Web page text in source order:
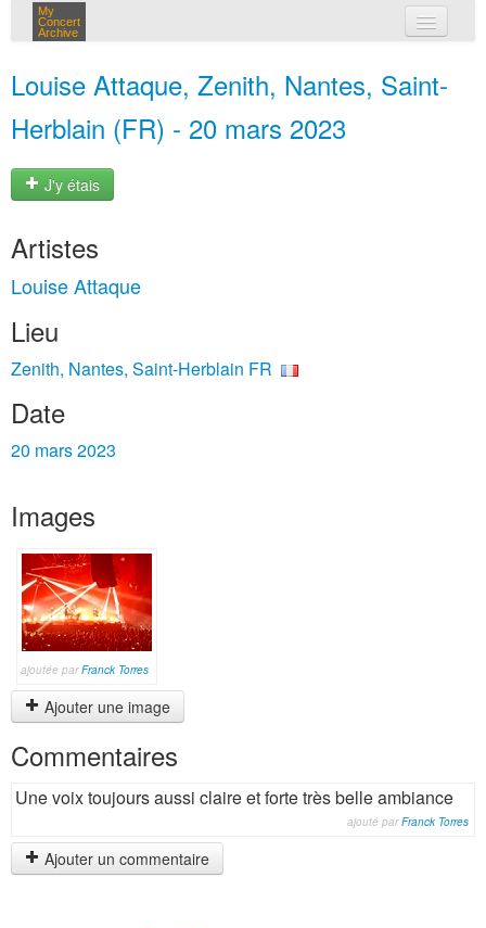
My
Concert
Archive
Louise Attaque, Zenith, Nantes, Saint-
Herblain (FR) - 20 mars 2023
J'y étais
Artistes
Louise Attaque
Lieu
Zenith, Nantes, Saint-Herblain FR
Date
20 mars 2023
Images
ajoutée parFranck Torres
Ajouter une image
Commentaires
Une voix toujours aussi claire et forte très belle ambiance
ajouté parFranck Torres
Ajouter un commentaire